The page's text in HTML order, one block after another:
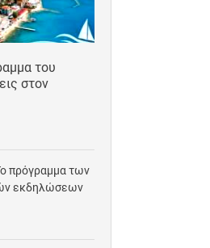
του
στον
πρόγραμμα των
εκδηλώσεων